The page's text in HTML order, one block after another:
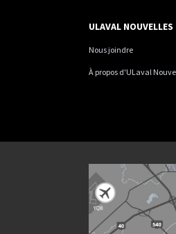
ULAVAL NOUVELLES
Nous joindre
À propos d'ULaval